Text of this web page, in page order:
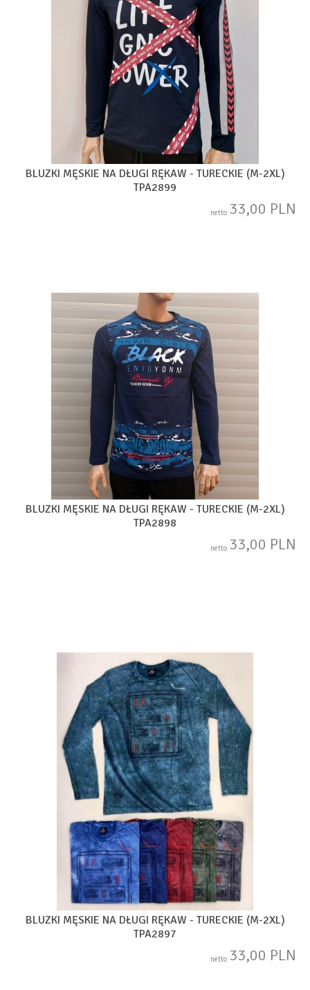
BLUZKI MĘSKIE NA DŁUGI RĘKAW - TURECKIE (M-2XL)
TPA2899
netto 33,00 PLN
BLUZKI MĘSKIE NA DŁUGI RĘKAW - TURECKIE (M-2XL)
TPA2898
netto 33,00 PLN
BLUZKI MĘSKIE NA DŁUGI RĘKAW - TURECKIE (M-2XL)
TPA2897
netto 33,00 PLN